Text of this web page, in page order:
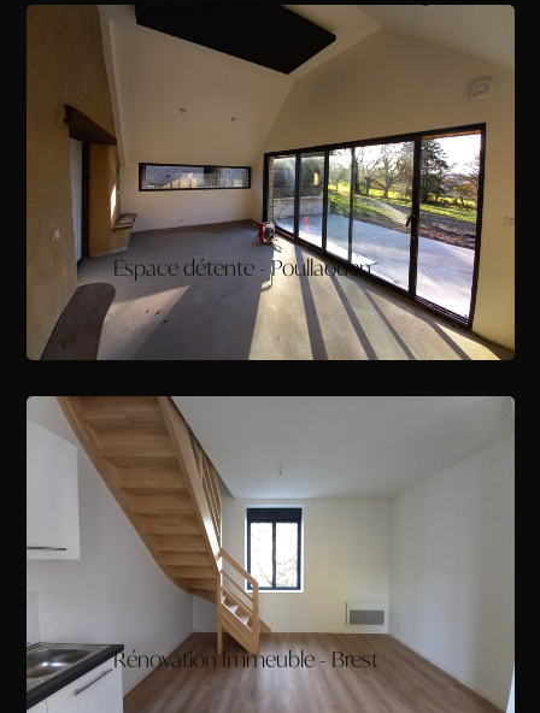
Espace détente - Poullaouen
Rénovation Immeuble - Brest